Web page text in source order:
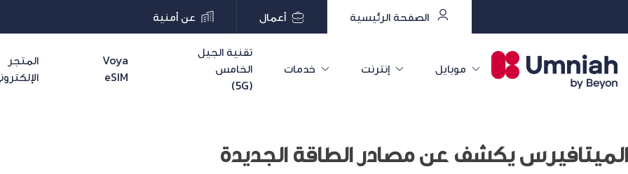
الصفحة الرئيسية أعمال عن أمنية
موبايل إنترنت خدمات
تقنية الجيل
الخامس
(5G)
Voya
eSIM
المتجر
الميتافيرس يكشف عن مصادر الطاقة الجديدة